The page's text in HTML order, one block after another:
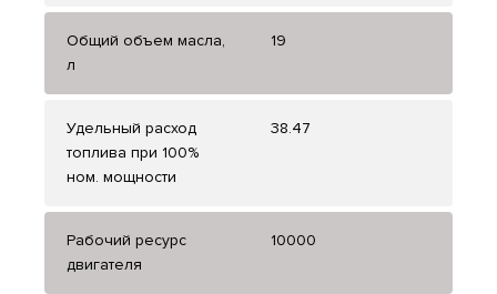
Общий объем масла,
л
19
Удельный расход
топлива при 100%
ном. мощности
38.47
Рабочий ресурс
двигателя
10000